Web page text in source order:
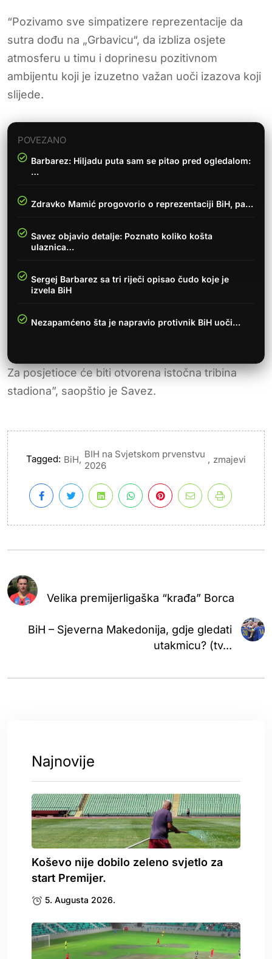
“Pozivamo sve simpatizere reprezentacije da
sutra dođu na „Grbavicu“, da izbliza osjete
atmosferu u timu i doprinesu pozitivnom
ambijentu koji je izuzetno važan uoči izazova koji
slijede.
POVEZANO
Barbarez: Hiljadu puta sam se pitao pred ogledalom:
…
Zdravko Mamić progovorio o reprezentaciji BiH, pa…
Savez objavio detalje: Poznato koliko košta
ulaznica…
Sergej Barbarez sa tri riječi opisao čudo koje je
izvela BiH
Nezapamćeno šta je napravio protivnik BiH uoči…
Za posjetioce će biti otvorena istočna tribina
stadiona”, saopštio je Savez.
Tagged: BiH, BIH na Svjetskom prvenstvu
2026
, zmajevi
Velika premijerligaška “krađa” Borca
BiH – Sjeverna Makedonija, gdje gledati
utakmicu? (tv...
Najnovije
Koševo nije dobilo zeleno svjetlo za
start Premijer.
5. Augusta 2026.